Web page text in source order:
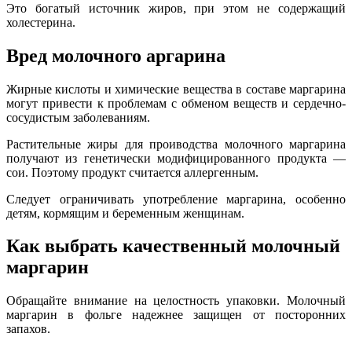
Это богатый источник жиров, при этом не содержащий
холестерина.
Вред молочного аргарина
Жирные кислоты и химические вещества в составе маргарина
могут привести к проблемам с обменом веществ и сердечно-
сосудистым заболеваниям.
Растительные жиры для проиводства молочного маргарина
получают из генетически модифицированного продукта —
сои. Поэтому продукт считается аллергенным.
Следует ограничивать употребление маргарина, особенно
детям, кормящим и беременным женщинам.
Как выбрать качественный молочный
маргарин
Обращайте внимание на целостность упаковки. Молочный
маргарин в фольге надежнее защищен от посторонних
запахов.